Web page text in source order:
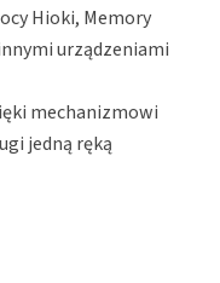
Hioki, Memory
urządzeniami
mechanizmowi
jedną ręką